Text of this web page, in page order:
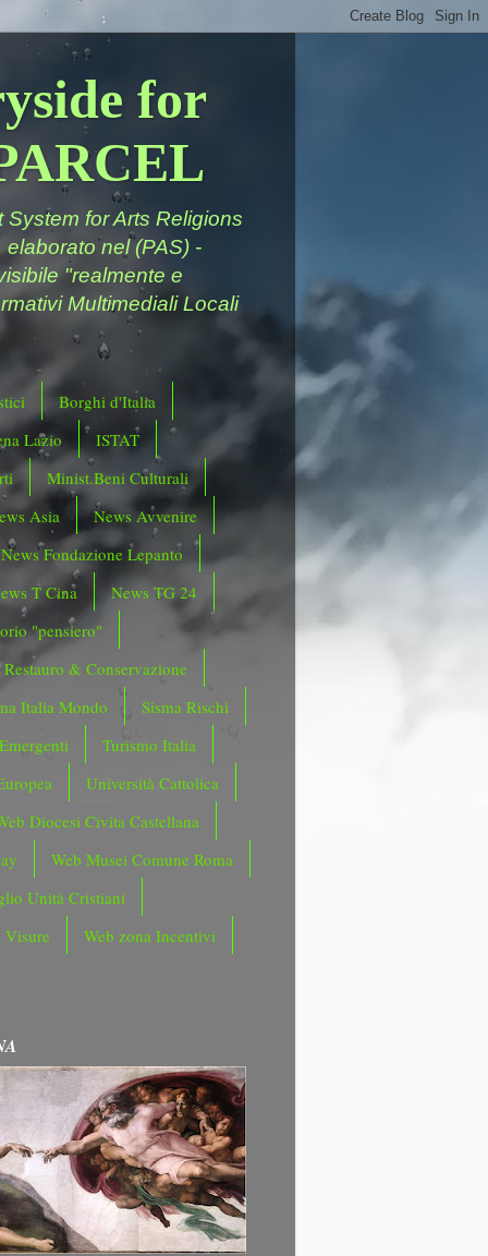
for
for Arts Religions
nel (PAS) -
"realmente e
Multimediali Locali
Borghi d'Italia
Lazio
ISTAT
Minist.Beni Culturali
Asia
News Avvenire
News Fondazione Lepanto
T Cina
News TG 24
"pensiero"
Restauro & Conservazione
Italia Mondo
Sisma Rischi
Turismo Italia
Università Cattolica
Diocesi Civita Castellana
Web Musei Comune Roma
Unità Cristiani
Visure
Web zona Incentivi